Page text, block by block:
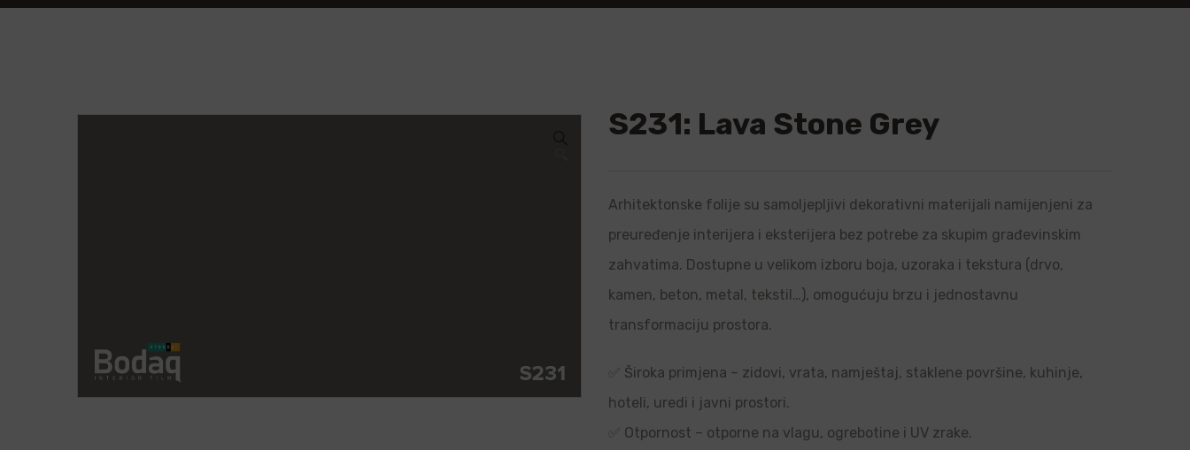
S231: Lava Stone Grey
Arhitektonske folije su samoljepljivi dekorativni materijali namijenjeni za
preuređenje interijera i eksterijera bez potrebe za skupim građevinskim
zahvatima. Dostupne u velikom izboru boja, uzoraka i tekstura (drvo,
kamen, beton, metal, tekstil…), omogućuju brzu i jednostavnu
transformaciju prostora.
✅ Široka primjena – zidovi, vrata, namještaj, staklene površine, kuhinje,
hoteli, uredi i javni prostori.
✅ Otpornost – otporne na vlagu, ogrebotine i UV zrake.